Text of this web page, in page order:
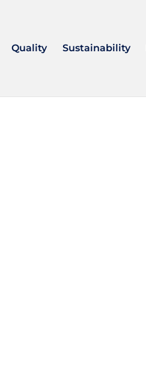
Quality Sustainability